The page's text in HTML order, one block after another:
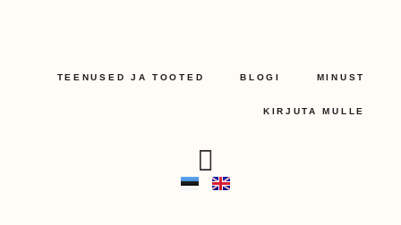
TEENUSED JA TOOTED BLOGI MINUST
KIRJUTA MULLE